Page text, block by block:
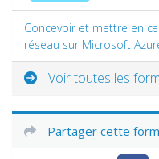
Concevoir et mettre en
réseau sur Microsoft
Voir toutes les
Partager cette